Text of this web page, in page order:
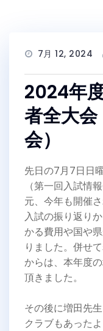
7月 12, 2024
2024年
者全大
会）
先日の7月7日日
（第一回入試情
元、今年も開催
入試の振り返り
かる費用や国や
りました。併せ
からは、本年度
頂きました。
その後に増田先
クラブもあった